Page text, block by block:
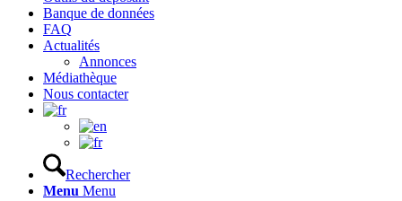
Banque de données
FAQ
Actualités
Annonces
Médiathèque
Nous contacter
Rechercher
Menu Menu